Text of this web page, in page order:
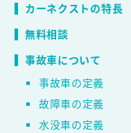
カーネクストの特長
無料相談
事故車について
事故車の定義
故障車の定義
水没車の定義